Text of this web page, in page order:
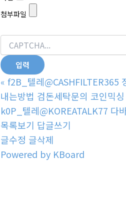
첨부파일
« f2B_텔레@CASHFILTER365
내는방법 검돈세탁문의 코인믹
k0P_텔레@KOREATALK77 다
목록보기 답글쓰기
글수정 글삭제
Powered by KBoard